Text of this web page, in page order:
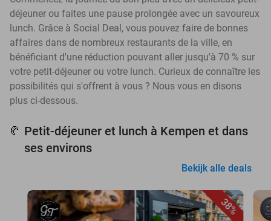
déjeuner ou faites une pause prolongée avec un savoureux
lunch. Grâce à Social Deal, vous pouvez faire de bonnes
affaires dans de nombreux restaurants de la ville, en
bénéficiant d'une réduction pouvant aller jusqu'à 70 % sur
votre petit-déjeuner ou votre lunch. Curieux de connaître les
possibilités qui s'offrent à vous ? Nous vous en disons
plus ci-dessous.
🥐 Petit-déjeuner et lunch à Kempen et dans
ses environs
Bekijk alle deals
38%